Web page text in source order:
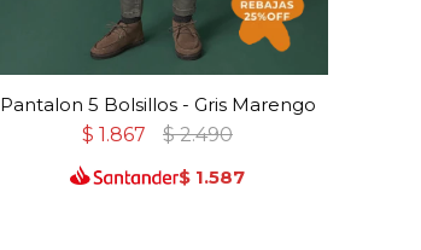
Pantalon 5 Bolsillos - Gris Marengo
$ 1.867 $ 2.490
$ 1.587